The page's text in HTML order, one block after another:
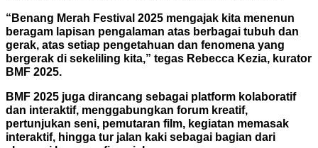
“Benang Merah Festival 2025 mengajak kita menenun
beragam lapisan pengalaman atas berbagai tubuh dan
gerak, atas setiap pengetahuan dan fenomena yang
bergerak di sekeliling kita,” tegas Rebecca Kezia, kurator
BMF 2025.
BMF 2025 juga dirancang sebagai platform kolaboratif
dan interaktif, menggabungkan forum kreatif,
pertunjukan seni, pemutaran film, kegiatan memasak
interaktif, hingga tur jalan kaki sebagai bagian dari